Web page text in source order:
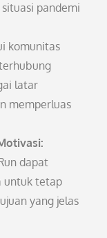
pandemi
komunitas
latar
memperluas
dapat
untuk tetap
yang jelas